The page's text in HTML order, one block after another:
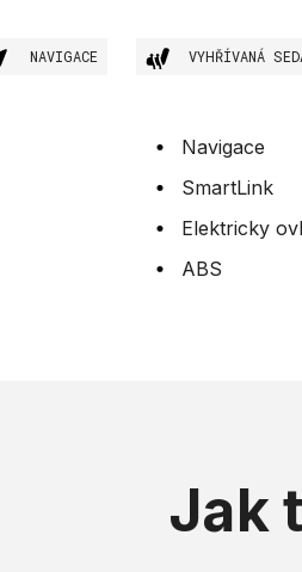
NAVIGACE VYHŘÍVANÁ
Navigace
SmartLink
Elektricky
ABS
Jak